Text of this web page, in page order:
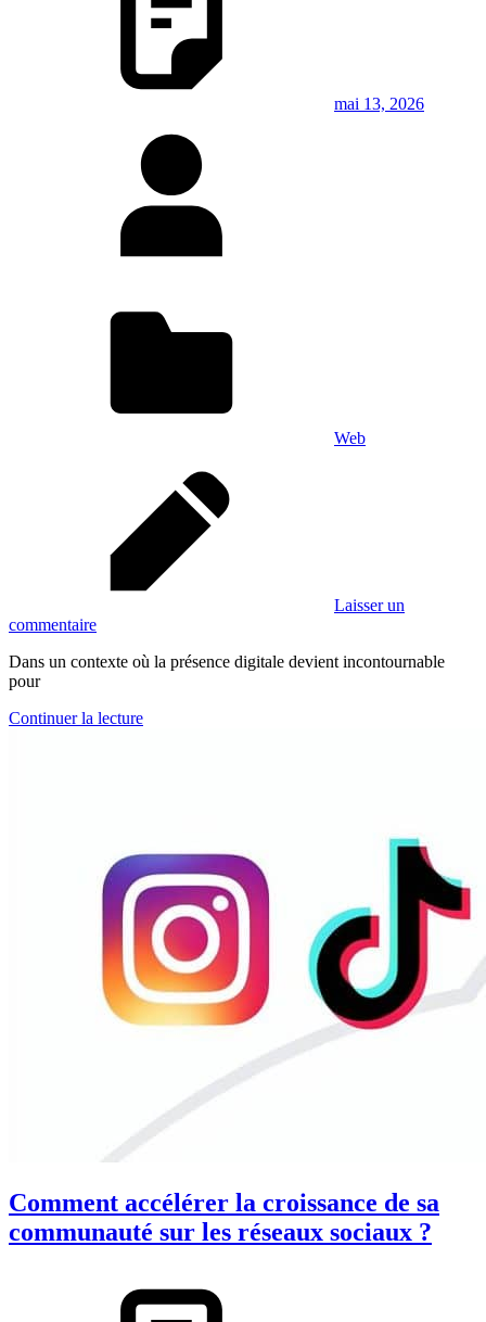
mai 13, 2026
Web
Laisser un
commentaire
Dans un contexte où la présence digitale devient incontournable
pour
Continuer la lecture
Comment accélérer la croissance de sa
communauté sur les réseaux sociaux ?